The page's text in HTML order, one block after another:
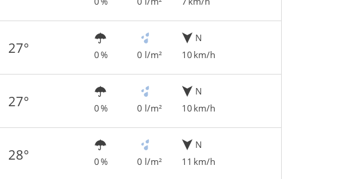
27° 0 % 0 l/m²
N
10 km/h
27° 0 % 0 l/m²
N
10 km/h
28° 0 % 0 l/m²
N
11 km/h